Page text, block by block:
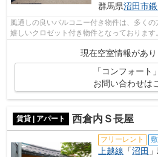
群馬県沼田市
風通しの良いバルコニー付き物件は、多く
嬉しいクロゼット付き物件となっておりま
物件情報を取り扱う当社にお任せ下さ...
現在空室情報があり
「コンフォート
お問い合わせは
賃貸 | アパート 西倉内Ｓ長屋
フリーレント
上越線 「沼田